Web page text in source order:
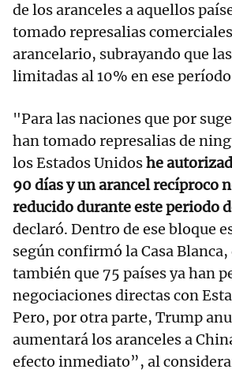
de los aranceles a aquellos
tomado represalias
arancelario, subrayando que
limitadas al 10% en ese
"Para las naciones que por
han tomado represalias de
los Estados Unidoshe
90 días y un arancel recíproco
reducido durante este periodo
declaró. Dentro de ese bloque
según confirmó la Casa
también que 75 países ya han
negociaciones directas con
Pero, por otra parte, Trump
aumentará los aranceles a
efecto inmediato”, al